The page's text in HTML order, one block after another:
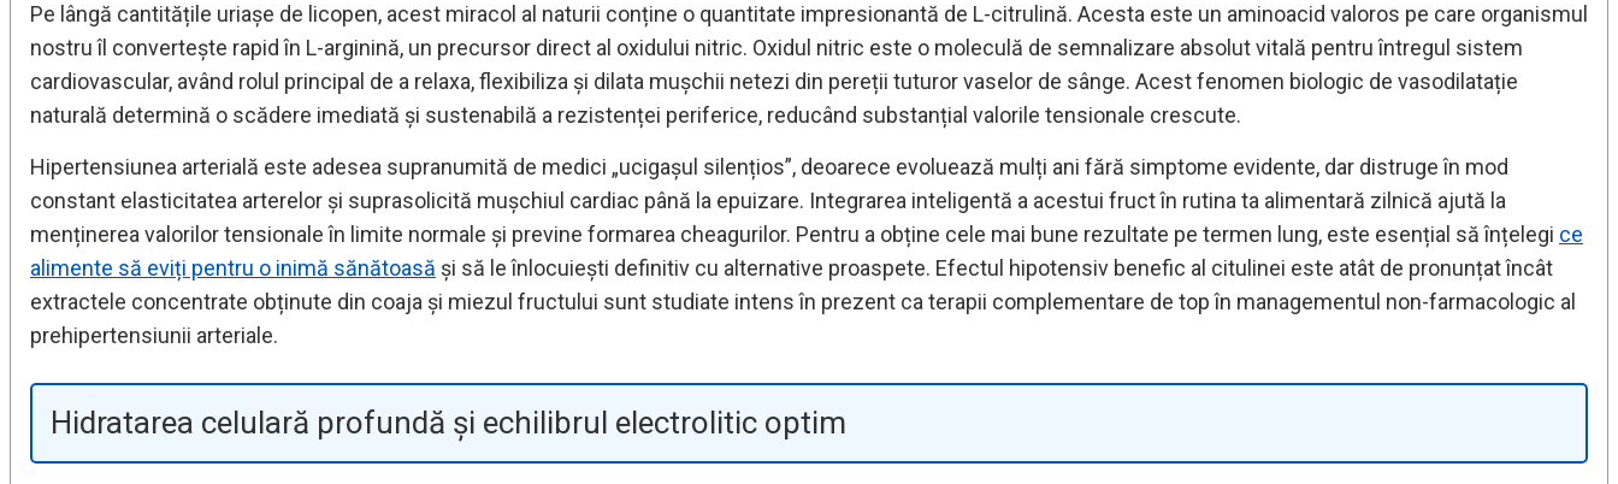
Pe lângă cantitățile uriașe de licopen, acest miracol al naturii conține o quantitate impresionantă de L-citrulină. Acesta este un aminoacid valoros pe care organismul
nostru îl convertește rapid în L-arginină, un precursor direct al oxidului nitric. Oxidul nitric este o moleculă de semnalizare absolut vitală pentru întregul sistem
cardiovascular, având rolul principal de a relaxa, flexibiliza și dilata mușchii netezi din pereții tuturor vaselor de sânge. Acest fenomen biologic de vasodilatație
naturală determină o scădere imediată și sustenabilă a rezistenței periferice, reducând substanțial valorile tensionale crescute.
Hipertensiunea arterială este adesea supranumită de medici „ucigașul silențios”, deoarece evoluează mulți ani fără simptome evidente, dar distruge în mod
constant elasticitatea arterelor și suprasolicită mușchiul cardiac până la epuizare. Integrarea inteligentă a acestui fruct în rutina ta alimentară zilnică ajută la
menținerea valorilor tensionale în limite normale și previne formarea cheagurilor. Pentru a obține cele mai bune rezultate pe termen lung, este esențial să înțelegi ce
alimente să eviți pentru o inimă sănătoasă și să le înlocuiești definitiv cu alternative proaspete. Efectul hipotensiv benefic al citulinei este atât de pronunțat încât
extractele concentrate obținute din coaja și miezul fructului sunt studiate intens în prezent ca terapii complementare de top în managementul non-farmacologic al
prehipertensiunii arteriale.
Hidratarea celulară profundă și echilibrul electrolitic optim